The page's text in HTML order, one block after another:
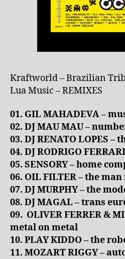
Kraftworld – Brazilian
Lua Music – REMIXES
01. GIL MAHADEVA –
02. DJ MAU MAU –
03. DJ RENATO LOPES –
04. DJ RODRIGO
05. SENSORY – home
06. OIL FILTER – the
07. DJ MURPHY – the
08. DJ MAGAL – trans
09. OLIVER FERRER &
metal on metal
10. PLAY KIDDO – the
11. MOZART RIGGY –